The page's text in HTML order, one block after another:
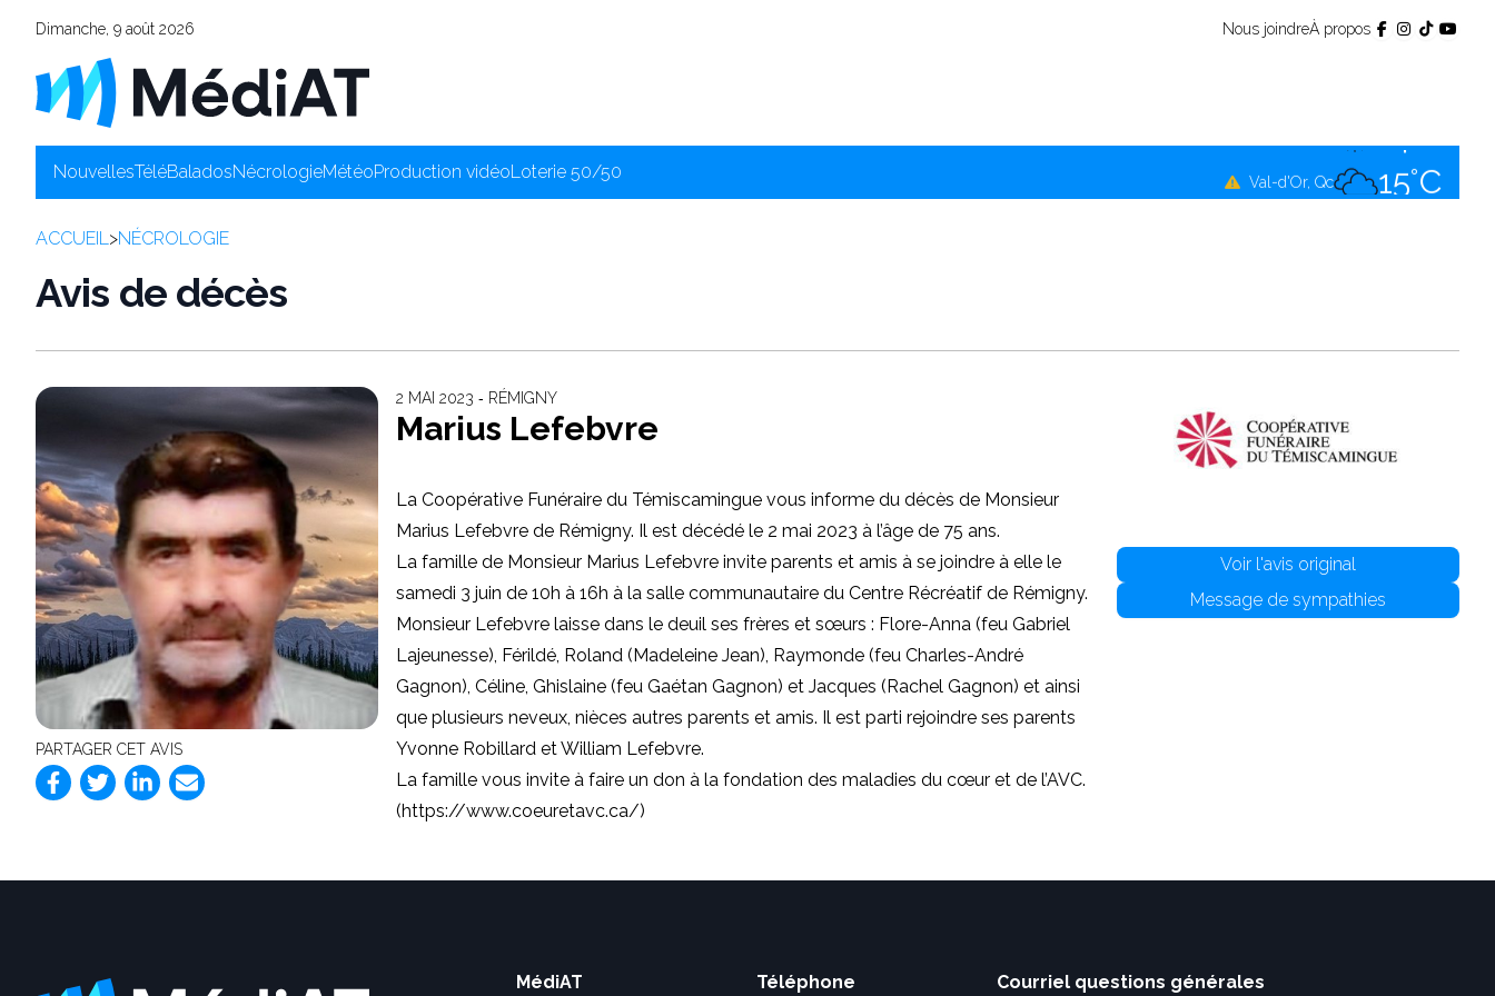
Dimanche, 9 août 2026 Nous joindreÀ propos
NouvellesTéléBaladosNécrologieMétéoProduction vidéoLoterie 50/50 Val-d'Or, Qc 15°C
ACCUEIL>NÉCROLOGIE
Avis de décès
PARTAGER CET AVIS
2 MAI 2023 ‐ RÉMIGNY
Marius Lefebvre
La Coopérative Funéraire du Témiscamingue vous informe du décès de Monsieur
Marius Lefebvre de Rémigny. Il est décédé le 2 mai 2023 à l’âge de 75 ans.
La famille de Monsieur Marius Lefebvre invite parents et amis à se joindre à elle le
samedi 3 juin de 10h à 16h à la salle communautaire du Centre Récréatif de Rémigny.
Monsieur Lefebvre laisse dans le deuil ses frères et sœurs : Flore-Anna (feu Gabriel
Lajeunesse), Férildé, Roland (Madeleine Jean), Raymonde (feu Charles-André
Gagnon), Céline, Ghislaine (feu Gaétan Gagnon) et Jacques (Rachel Gagnon) et ainsi
que plusieurs neveux, nièces autres parents et amis. Il est parti rejoindre ses parents
Yvonne Robillard et William Lefebvre.
La famille vous invite à faire un don à la fondation des maladies du cœur et de l’AVC.
(https://www.coeuretavc.ca/)
Voir l'avis original
Message de sympathies
MédiAT Téléphone Courriel questions générales